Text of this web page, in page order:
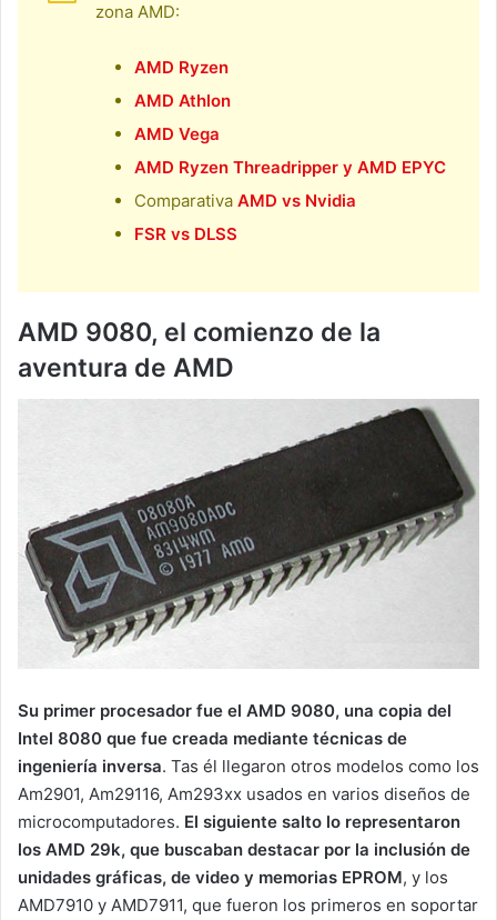
zona AMD:
AMD Ryzen
AMD Athlon
AMD Vega
AMD Ryzen Threadripper y AMD EPYC
Comparativa AMD vs Nvidia
FSR vs DLSS
AMD 9080, el comienzo de la
aventura de AMD
Su primer procesador fue el AMD 9080, una copia del
Intel 8080 que fue creada mediante técnicas de
ingeniería inversa. Tas él llegaron otros modelos como los
Am2901, Am29116, Am293xx usados en varios diseños de
microcomputadores. El siguiente salto lo representaron
los AMD 29k, que buscaban destacar por la inclusión de
unidades gráficas, de video y memorias EPROM, y los
AMD7910 y AMD7911, que fueron los primeros en soportar